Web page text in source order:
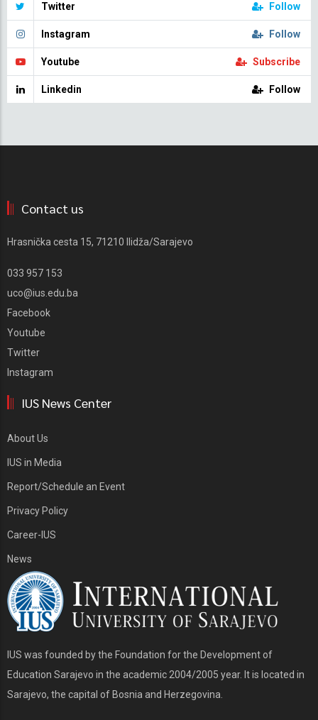
Twitter Follow
Instagram Follow
Youtube Subscribe
Linkedin Follow
Contact us
Hrasnička cesta 15, 71210 Ilidža/Sarajevo
033 957 153
uco@ius.edu.ba
Facebook
Youtube
Twitter
Instagram
IUS News Center
About Us
IUS in Media
Report/Schedule an Event
Privacy Policy
Career-IUS
News
IUS was founded by the Foundation for the Development of
Education Sarajevo in the academic 2004/2005 year. It is located in
Sarajevo, the capital of Bosnia and Herzegovina.